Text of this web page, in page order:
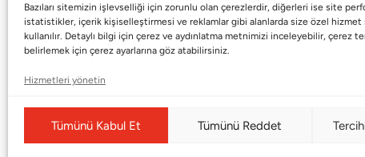
Bazıları sitemizin işlevselliği için zorunlu olan çerezlerdir, diğerleri ise site
istatistikler, içerik kişiselleştirmesi ve reklamlar gibi alanlarda size özel hizmet
kullanılır. Detaylı bilgi için çerez ve aydınlatma metnimizi inceleyebilir, çerez
belirlemek için çerez ayarlarına göz atabilirsiniz.
Hizmetleri yönetin
Tümünü Kabul Et Tümünü Reddet
Kurumsal
Shop
Blog
Markalar
Haworth
Baccarat